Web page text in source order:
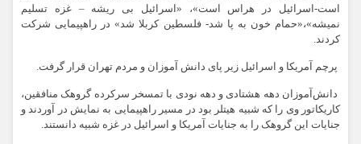
است-اسرائیل در هراس است»، «اسرائیل بی ریشه – غزه تسلیم
نمیشه»،«حمام خون به پا شد- فلسطین کربلا شد» در راهپیمایی شرکت
کردند.
پرچم آمریکا و اسرائیل زیر پای دانش آموزان و مردم تهران قرار گرفت.
دانش‌آموزان دهه هشتادی و دهه نودی با تمسخر سرکرده گروهک منافقین،
کاریکاتور وی را که شبیه هیتلر بود در مسیر راهپیمایی به نمایش در آوردند و
جنایات این گروهک را به جنایات آمریکا و اسرائیل در غزه شبیه دانستند.